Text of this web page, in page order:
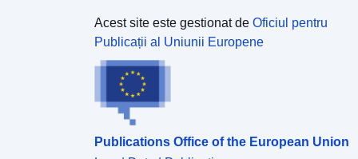
Acest site este gestionat de Oficiul pentru
Publicații al Uniunii Europene
Publications Office of the European Union